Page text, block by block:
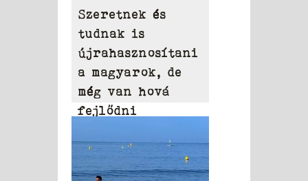
Szeretnek és
tudnak is
újrahasznosítani
a magyarok, de
még van hová
fejlődni